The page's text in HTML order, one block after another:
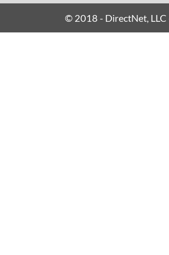
© 2018 - DirectNet, LLC